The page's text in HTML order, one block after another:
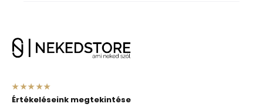
★★★★★
Értékeléseink megtekintése